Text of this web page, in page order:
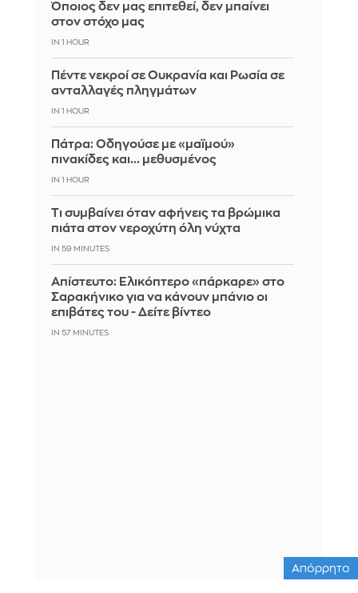
Όποιος δεν μας επιτεθεί, δεν μπαίνει
στον στόχο μας
IN 1 HOUR
Πέντε νεκροί σε Ουκρανία και Ρωσία σε
ανταλλαγές πληγμάτων
IN 1 HOUR
Πάτρα: Οδηγούσε με «μαϊμού»
πινακίδες και... μεθυσμένος
IN 1 HOUR
Τι συμβαίνει όταν αφήνεις τα βρώμικα
πιάτα στον νεροχύτη όλη νύχτα
IN 59 MINUTES
Απίστευτο: Ελικόπτερο «πάρκαρε» στο
Σαρακήνικο για να κάνουν μπάνιο οι
επιβάτες του - Δείτε βίντεο
IN 57 MINUTES
Απόρρητο